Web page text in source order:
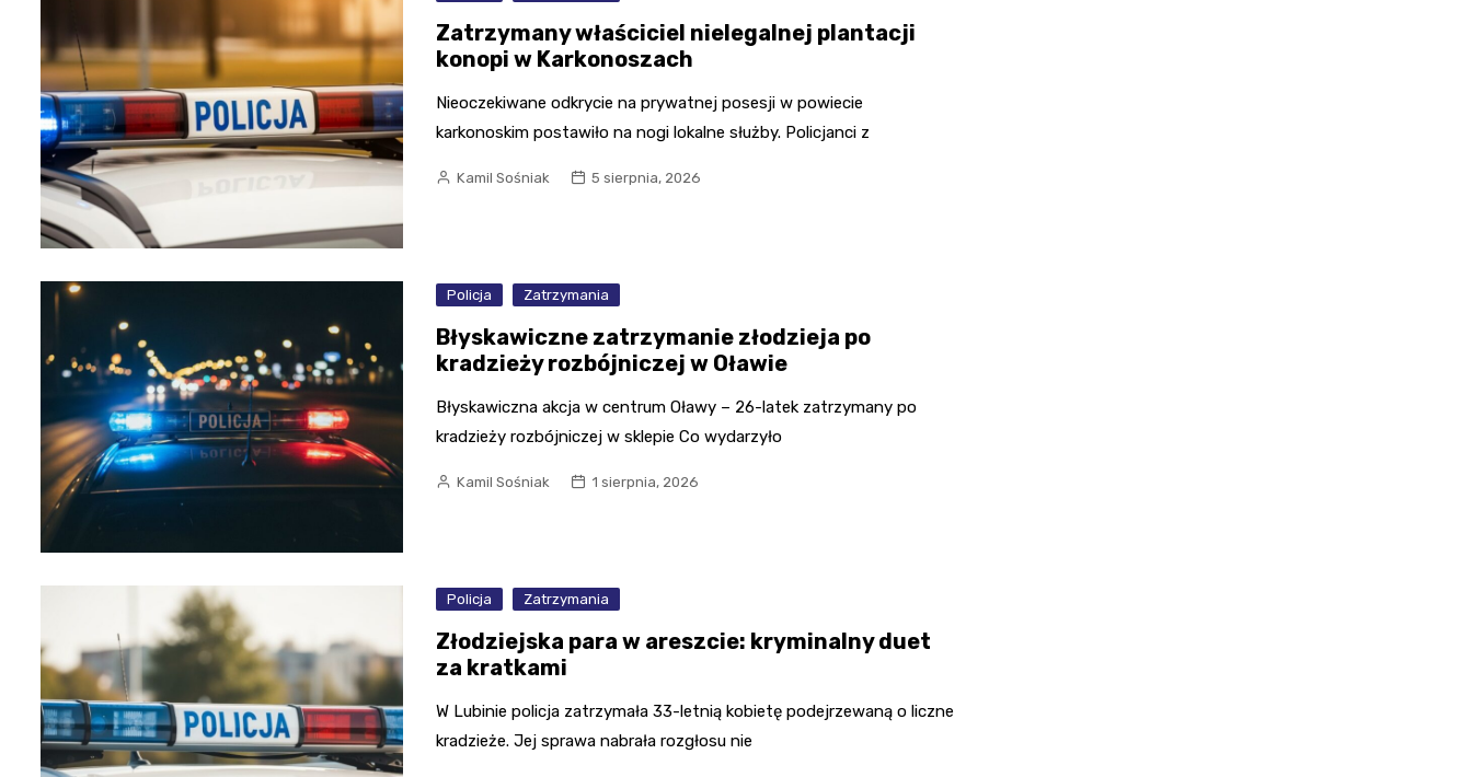
Zatrzymany właściciel nielegalnej plantacji
konopi w Karkonoszach
Nieoczekiwane odkrycie na prywatnej posesji w powiecie
karkonoskim postawiło na nogi lokalne służby. Policjanci z
Kamil Sośniak 5 sierpnia, 2026
Policja Zatrzymania
Błyskawiczne zatrzymanie złodzieja po
kradzieży rozbójniczej w Oławie
Błyskawiczna akcja w centrum Oławy – 26-latek zatrzymany po
kradzieży rozbójniczej w sklepie Co wydarzyło
Kamil Sośniak 1 sierpnia, 2026
Policja Zatrzymania
Złodziejska para w areszcie: kryminalny duet
za kratkami
W Lubinie policja zatrzymała 33-letnią kobietę podejrzewaną o liczne
kradzieże. Jej sprawa nabrała rozgłosu nie